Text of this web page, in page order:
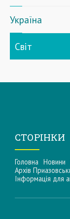
Україна
Світ
СТОРІНКИ
Головна Новини
Архів
Інформацiя для